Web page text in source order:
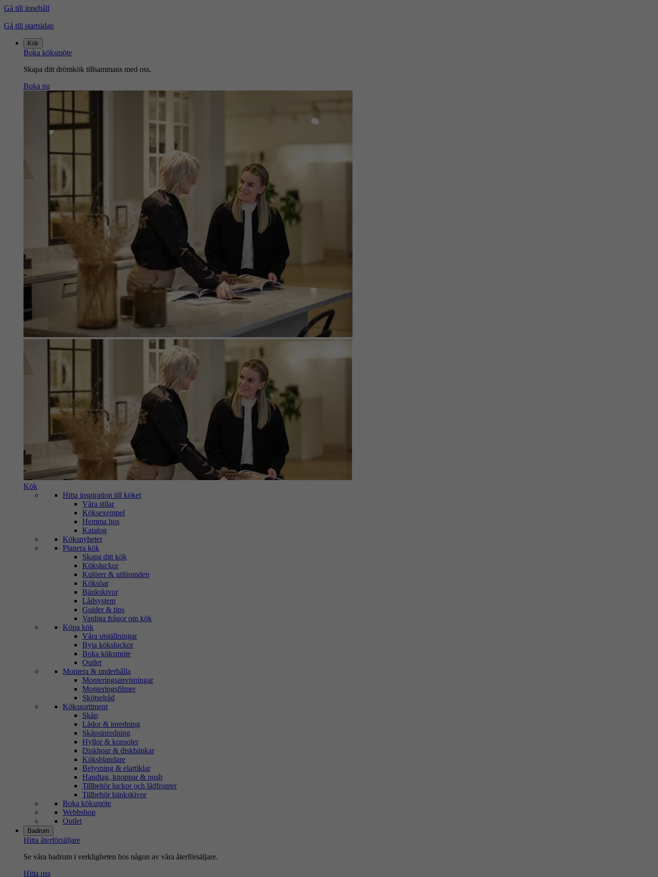
Gå till innehåll
Gå till startsidan
Kök
Boka köksmöte
Skapa ditt drömkök tillsammans med oss.
Boka nu
Kök
Hitta inspiration till köket
Våra stilar
Köksexempel
Hemma hos
Katalog
Köksnyheter
Planera kök
Skapa ditt kök
Köksluckor
Kulörer & utföranden
Köksöar
Bänkskivor
Lådsystem
Guider & tips
Vanliga frågor om kök
Köpa kök
Våra utställningar
Byta köksluckor
Boka köksmöte
Outlet
Montera & underhålla
Monteringsanvisningar
Monteringsfilmer
Skötselråd
Kökssortiment
Skåp
Lådor & inredning
Skåpsinredning
Hyllor & konsoler
Diskhoar & diskbänkar
Köksblandare
Belysning & elartiklar
Handtag, knoppar & push
Tillbehör luckor och lådfronter
Tillbehör bänkskivor
Boka köksmöte
Webbshop
Outlet
Badrum
Hitta återförsäljare
Se våra badrum i verkligheten hos någon av våra återförsäljare.
Hitta oss